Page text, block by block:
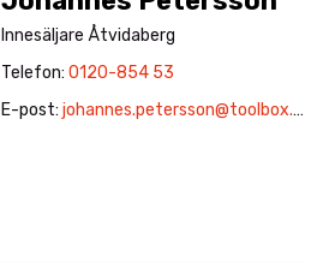
Innesäljare Åtvidaberg
Telefon:0120-854 53
E-post:johannes.petersson@toolbox.se